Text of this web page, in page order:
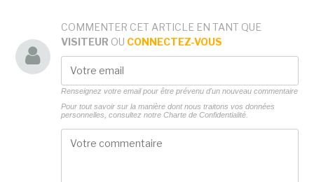
COMMENTER CET ARTICLE EN TANT QUE
VISITEUR OU CONNECTEZ-VOUS
Renseignez votre email pour être prévenu d'un nouveau commentaire
Pour tout savoir sur la manière dont nous traitons vos données
personnelles, consultez notre Charte de Confidentialité.